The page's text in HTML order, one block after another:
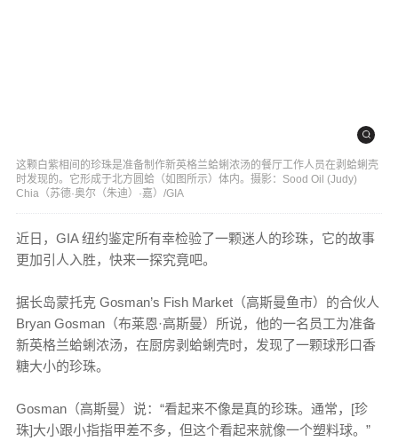
这颗白紫相间的珍珠是准备制作新英格兰蛤蜊浓汤的餐厅工作人员在剥蛤蜊壳
时发现的。它形成于北方圆蛤（如图所示）体内。摄影：Sood Oil (Judy)
Chia（苏德·奥尔（朱迪）·嘉）/GIA
近日，GIA 纽约鉴定所有幸检验了一颗迷人的珍珠，它的故事
更加引人入胜，快来一探究竟吧。
据长岛蒙托克 Gosman’s Fish Market（高斯曼鱼市）的合伙人
Bryan Gosman（布莱恩·高斯曼）所说，他的一名员工为准备
新英格兰蛤蜊浓汤，在厨房剥蛤蜊壳时，发现了一颗球形口香
糖大小的珍珠。
Gosman（高斯曼）说：“看起来不像是真的珍珠。通常，[珍
珠]大小跟小指指甲差不多，但这个看起来就像一个塑料球。”